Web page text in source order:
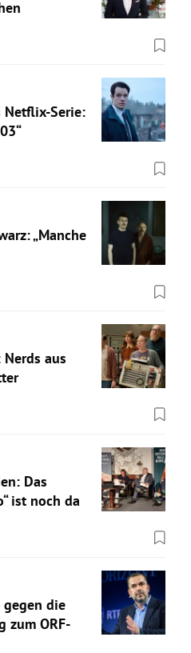
Netflix-Serie:
„Manche
Nerds aus
Das
ist noch da
die
zum ORF-